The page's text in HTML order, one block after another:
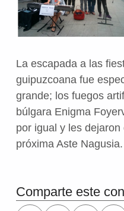
La escapada a las
guipuzcoana fue
grande; los fuegos
búlgara Enigma
por igual y les
próxima Aste Nagusia.
Volver a la navegación principal
Comparte este